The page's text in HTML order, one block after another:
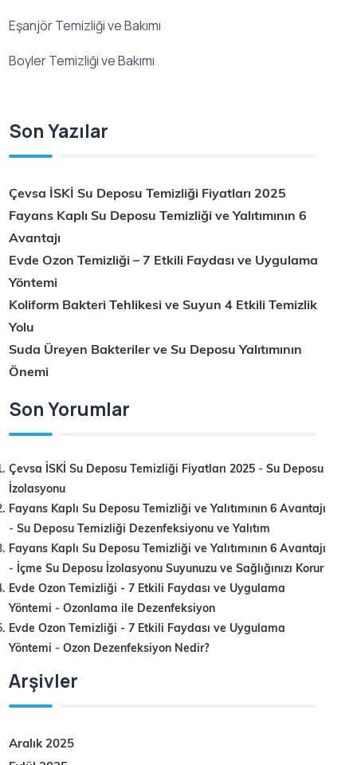
Eşanjör Temizliği ve Bakımı
Boyler Temizliği ve Bakımı
Son Yazılar
Çevsa İSKİ Su Deposu Temizliği Fiyatları 2025
Fayans Kaplı Su Deposu Temizliği ve Yalıtımının 6
Avantajı
Evde Ozon Temizliği – 7 Etkili Faydası ve Uygulama
Yöntemi
Koliform Bakteri Tehlikesi ve Suyun 4 Etkili Temizlik
Yolu
Suda Üreyen Bakteriler ve Su Deposu Yalıtımının
Önemi
Son Yorumlar
Çevsa İSKİ Su Deposu Temizliği Fiyatları 2025 -Su Deposu
İzolasyonu
Fayans Kaplı Su Deposu Temizliği ve Yalıtımının 6 Avantajı
-Su Deposu Temizliği Dezenfeksiyonu ve Yalıtım
Fayans Kaplı Su Deposu Temizliği ve Yalıtımının 6 Avantajı
- İçme Su Deposu İzolasyonu Suyunuzu ve Sağlığınızı Korur
Evde Ozon Temizliği - 7 Etkili Faydası ve Uygulama
Yöntemi -Ozonlama ile Dezenfeksiyon
Evde Ozon Temizliği - 7 Etkili Faydası ve Uygulama
Yöntemi -Ozon Dezenfeksiyon Nedir?
Arşivler
Aralık 2025